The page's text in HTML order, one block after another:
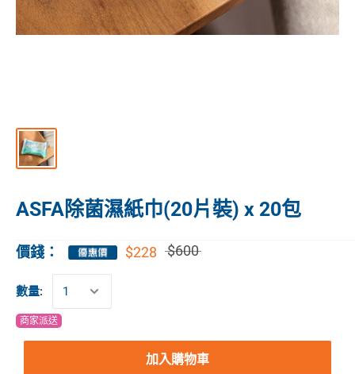
ASFA除菌濕紙巾(20片裝) x 20包
價錢： $228 $600
數量:
商家派送
加入購物車